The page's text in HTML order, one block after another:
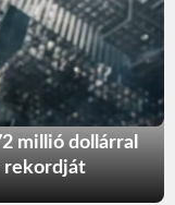
millió dollárral
rekordját